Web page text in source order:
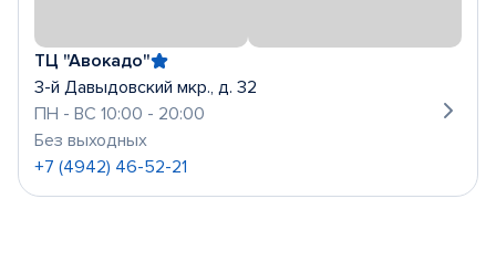
ТЦ "Авокадо"
3-й Давыдовский мкр., д. 32
ПН - ВС 10:00 - 20:00
Без выходных
+7 (4942) 46-52-21